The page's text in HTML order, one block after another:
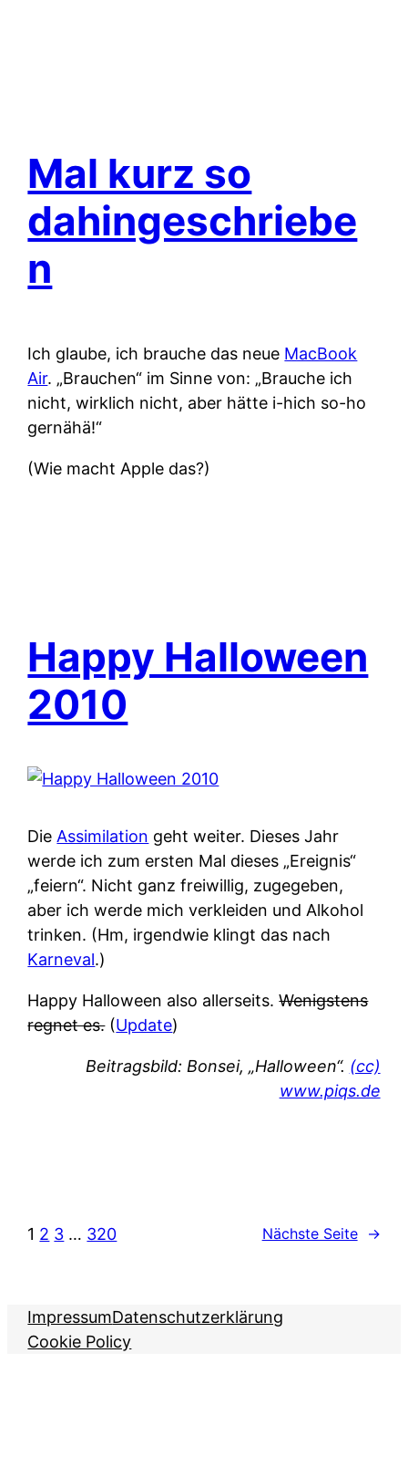
Mal kurz so
dahingeschriebe
n
Ich glaube, ich brauche das neue MacBook
Air. „Brauchen“ im Sinne von: „Brauche ich
nicht, wirklich nicht, aber hätte i-hich so-ho
gernähä!“
(Wie macht Apple das?)
Happy Halloween
2010
Die Assimilation geht weiter. Dieses Jahr
werde ich zum ersten Mal dieses „Ereignis“
„feiern“. Nicht ganz freiwillig, zugegeben,
aber ich werde mich verkleiden und Alkohol
trinken. (Hm, irgendwie klingt das nach
Karneval.)
Happy Halloween also allerseits.Wenigstens
regnet es.(Update)
Beitragsbild: Bonsei, „Halloween“. (cc)
www.piqs.de
1 2 3 … 320 Nächste Seite →
ImpressumDatenschutzerklärung
Cookie Policy